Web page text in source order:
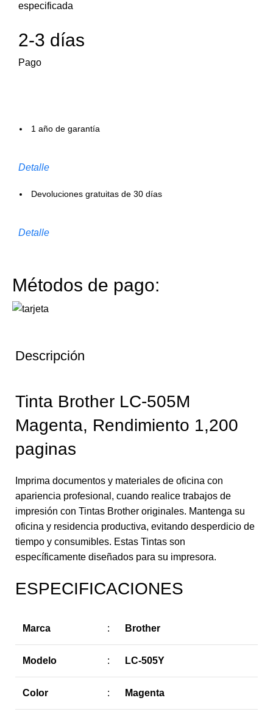
especificada
2-3 días
Pago
1 año de garantía
Detalle
Devoluciones gratuitas de 30 días
Detalle
Métodos de pago:
Descripción
Tinta Brother LC-505M
Magenta, Rendimiento 1,200
paginas
Imprima documentos y materiales de oficina con
apariencia profesional, cuando realice trabajos de
impresión con Tintas Brother originales. Mantenga su
oficina y residencia productiva, evitando desperdicio de
tiempo y consumibles. Estas Tintas son
específicamente diseñados para su impresora.
ESPECIFICACIONES
Marca : Brother
Modelo : LC-505Y
Color : Magenta